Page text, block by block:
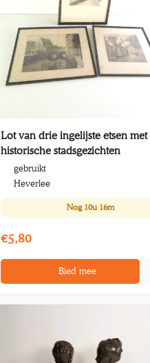
Lot van drie ingelijste etsen met
historische stadsgezichten
gebruikt
Heverlee
Nog 10u 16m
€5,80
Bied mee